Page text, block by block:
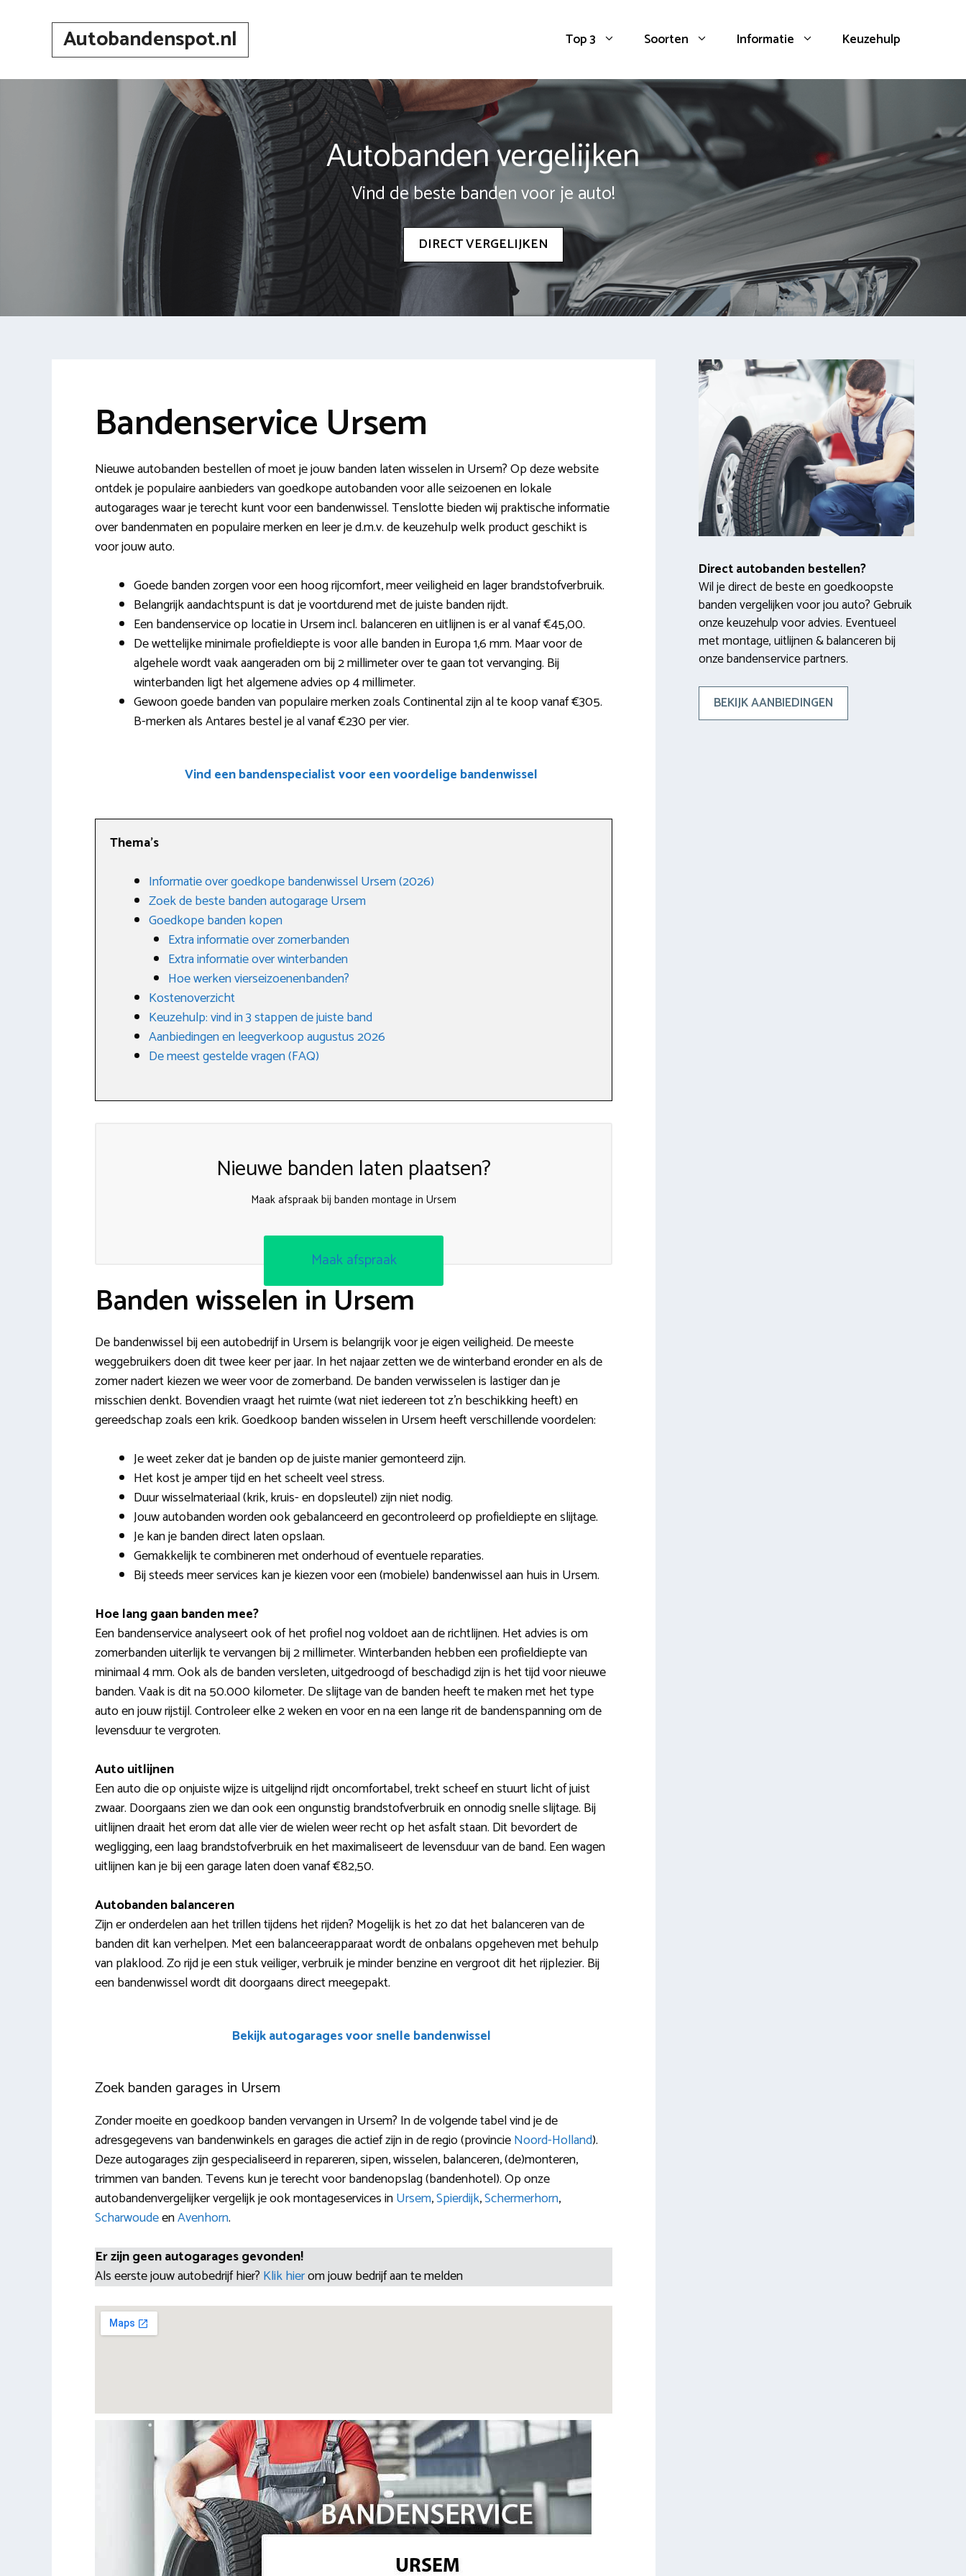
Autobandenspot.nl Top 3 Soorten Informatie Keuzehulp
Autobanden vergelijken
Vind de beste banden voor je auto!
DIRECT VERGELIJKEN
Bandenservice Ursem
Nieuwe autobanden bestellen of moet je jouw banden laten wisselen in Ursem? Op deze website
ontdek je populaire aanbieders van goedkope autobanden voor alle seizoenen en lokale
autogarages waar je terecht kunt voor een bandenwissel. Tenslotte bieden wij praktische informatie
over bandenmaten en populaire merken en leer je d.m.v. de keuzehulp welk product geschikt is
voor jouw auto.
Goede banden zorgen voor een hoog rijcomfort, meer veiligheid en lager brandstofverbruik.
Belangrijk aandachtspunt is dat je voortdurend met de juiste banden rijdt.
Een bandenservice op locatie in Ursem incl. balanceren en uitlijnen is er al vanaf €45,00.
De wettelijke minimale profieldiepte is voor alle banden in Europa 1,6 mm. Maar voor de
algehele wordt vaak aangeraden om bij 2 millimeter over te gaan tot vervanging. Bij
winterbanden ligt het algemene advies op 4 millimeter.
Gewoon goede banden van populaire merken zoals Continental zijn al te koop vanaf €305.
B-merken als Antares bestel je al vanaf €230 per vier.
Vind een bandenspecialist voor een voordelige bandenwissel
Thema’s
Informatie over goedkope bandenwissel Ursem (2026)
Zoek de beste banden autogarage Ursem
Goedkope banden kopen
Extra informatie over zomerbanden
Extra informatie over winterbanden
Hoe werken vierseizoenenbanden?
Kostenoverzicht
Keuzehulp: vind in 3 stappen de juiste band
Aanbiedingen en leegverkoop augustus 2026
De meest gestelde vragen (FAQ)
Nieuwe banden laten plaatsen?
Maak afspraak bij banden montage in Ursem
Maak afspraak
Banden wisselen in Ursem
De bandenwissel bij een autobedrijf in Ursem is belangrijk voor je eigen veiligheid. De meeste
weggebruikers doen dit twee keer per jaar. In het najaar zetten we de winterband eronder en als de
zomer nadert kiezen we weer voor de zomerband. De banden verwisselen is lastiger dan je
misschien denkt. Bovendien vraagt het ruimte (wat niet iedereen tot z’n beschikking heeft) en
gereedschap zoals een krik. Goedkoop banden wisselen in Ursem heeft verschillende voordelen:
Je weet zeker dat je banden op de juiste manier gemonteerd zijn.
Het kost je amper tijd en het scheelt veel stress.
Duur wisselmateriaal (krik, kruis- en dopsleutel) zijn niet nodig.
Jouw autobanden worden ook gebalanceerd en gecontroleerd op profieldiepte en slijtage.
Je kan je banden direct laten opslaan.
Gemakkelijk te combineren met onderhoud of eventuele reparaties.
Bij steeds meer services kan je kiezen voor een (mobiele) bandenwissel aan huis in Ursem.
Hoe lang gaan banden mee?
Een bandenservice analyseert ook of het profiel nog voldoet aan de richtlijnen. Het advies is om
zomerbanden uiterlijk te vervangen bij 2 millimeter. Winterbanden hebben een profieldiepte van
minimaal 4 mm. Ook als de banden versleten, uitgedroogd of beschadigd zijn is het tijd voor nieuwe
banden. Vaak is dit na 50.000 kilometer. De slijtage van de banden heeft te maken met het type
auto en jouw rijstijl. Controleer elke 2 weken en voor en na een lange rit de bandenspanning om de
levensduur te vergroten.
Auto uitlijnen
Een auto die op onjuiste wijze is uitgelijnd rijdt oncomfortabel, trekt scheef en stuurt licht of juist
zwaar. Doorgaans zien we dan ook een ongunstig brandstofverbruik en onnodig snelle slijtage. Bij
uitlijnen draait het erom dat alle vier de wielen weer recht op het asfalt staan. Dit bevordert de
wegligging, een laag brandstofverbruik en het maximaliseert de levensduur van de band. Een wagen
uitlijnen kan je bij een garage laten doen vanaf €82,50.
Autobanden balanceren
Zijn er onderdelen aan het trillen tijdens het rijden? Mogelijk is het zo dat het balanceren van de
banden dit kan verhelpen. Met een balanceerapparaat wordt de onbalans opgeheven met behulp
van plaklood. Zo rijd je een stuk veiliger, verbruik je minder benzine en vergroot dit het rijplezier. Bij
een bandenwissel wordt dit doorgaans direct meegepakt.
Bekijk autogarages voor snelle bandenwissel
Zoek banden garages in Ursem
Zonder moeite en goedkoop banden vervangen in Ursem? In de volgende tabel vind je de
adresgegevens van bandenwinkels en garages die actief zijn in de regio (provincieNoord-Holland).
Deze autogarages zijn gespecialiseerd in repareren, sipen, wisselen, balanceren, (de)monteren,
trimmen van banden. Tevens kun je terecht voor bandenopslag (bandenhotel). Op onze
autobandenvergelijker vergelijk je ook montageservices inUrsem,Spierdijk,Schermerhorn,
ScharwoudeenAvenhorn.
Er zijn geen autogarages gevonden!
Als eerste jouw autobedrijf hier? Klik hierom jouw bedrijf aan te melden
Direct autobanden bestellen?
Wil je direct de beste en goedkoopste
banden vergelijken voor jou auto? Gebruik
onze keuzehulp voor advies. Eventueel
met montage, uitlijnen & balanceren bij
onze bandenservice partners.
BEKIJK AANBIEDINGEN